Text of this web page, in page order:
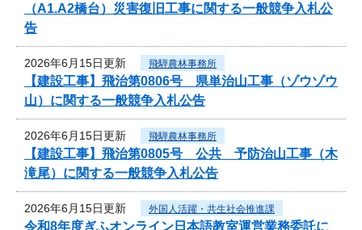
（A1.A2橋台）災害復旧工事に関する一般競争入札公
告
2026年6月15日更新 飛騨農林事務所
【建設工事】飛治第0806号 県単治山工事（ゾウゾウ
山）に関する一般競争入札公告
2026年6月15日更新 飛騨農林事務所
【建設工事】飛治第0805号 公共 予防治山工事（木
滝尾）に関する一般競争入札公告
2026年6月15日更新 外国人活躍・共生社会推進課
令和8年度ぎふオンライン日本語教室運営業務委託に